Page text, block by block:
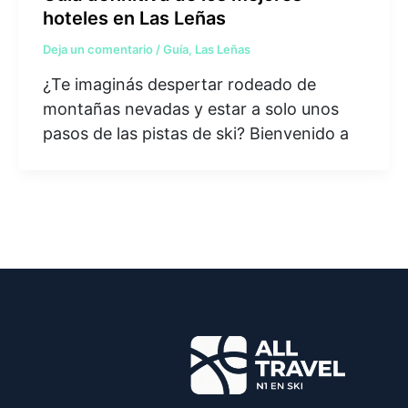
hoteles en Las Leñas
Deja un comentario /Guía, Las Leñas
¿Te imaginás despertar rodeado de
montañas nevadas y estar a solo unos
pasos de las pistas de ski? Bienvenido a